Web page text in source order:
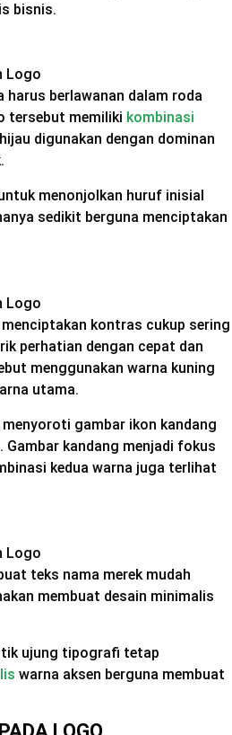
bisnis.
berlawanan dalam roda
tersebut memiliki kombinasi
digunakan dengan dominan
menonjolkan huruf inisial
sedikit berguna menciptakan
kontras cukup sering
perhatian dengan cepat dan
menggunakan warna kuning
utama.
gambar ikon kandang
Gambar kandang menjadi fokus
kedua warna juga terlihat
teks nama merek mudah
membuat desain minimalis
ujung tipografi tetap
warna aksen berguna membuat